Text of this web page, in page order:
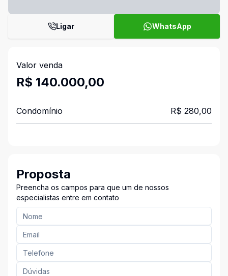
Ligar WhatsApp
Valor venda
R$ 140.000,00
Condomínio R$ 280,00
Proposta
Preencha os campos para que um de nossos
especialistas entre em contato